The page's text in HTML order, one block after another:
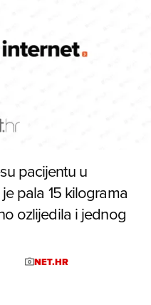
pacijentu u
pala 15 kilograma
ozlijedila i jednog
NET.HR